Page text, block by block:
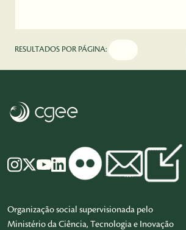
RESULTADOS POR PÁGINA:
Organização social supervisionada pelo
Ministério da Ciência, Tecnologia e Inovação